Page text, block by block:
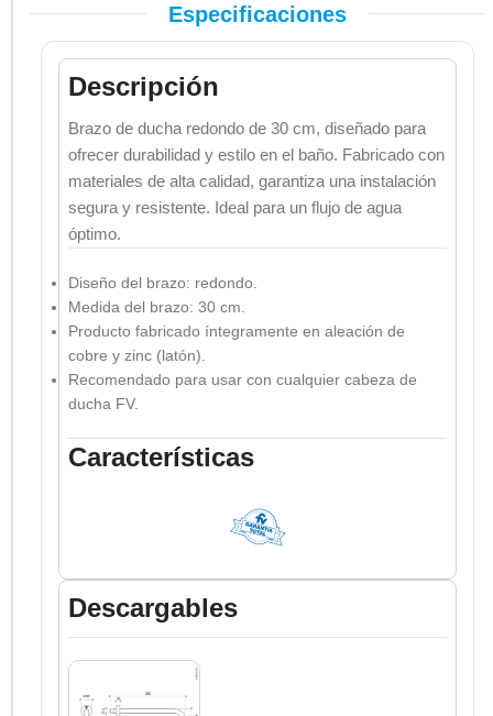
Especificaciones
Descripción
Brazo de ducha redondo de 30 cm, diseñado para
ofrecer durabilidad y estilo en el baño. Fabricado con
materiales de alta calidad, garantiza una instalación
segura y resistente. Ideal para un flujo de agua
óptimo.
Diseño del brazo: redondo.
Medida del brazo: 30 cm.
Producto fabricado íntegramente en aleación de
cobre y zinc (latón).
Recomendado para usar con cualquier cabeza de
ducha FV.
Características
Descargables